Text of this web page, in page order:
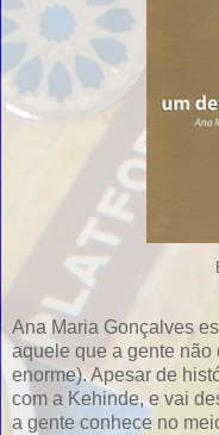
Ana Maria Gonçalves
aquele que a gente não
enorme). Apesar de
com a Kehinde, e vai
a gente conhece no